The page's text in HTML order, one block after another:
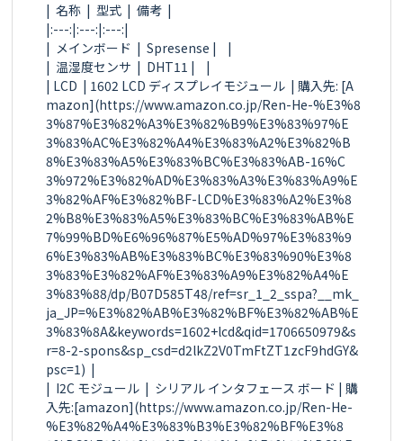
|  名称  |  型式  |  備考  |
|:---:|:---:|:---:|
|  メインボード  |  Spresense |    |
|  温湿度センサ  |  DHT11 |    |
| LCD  | 1602 LCD ディスプレイモジュール  | 購入先: [A
mazon](https://www.amazon.co.jp/Ren-He-%E3%8
3%87%E3%82%A3%E3%82%B9%E3%83%97%E
3%83%AC%E3%82%A4%E3%83%A2%E3%82%B
8%E3%83%A5%E3%83%BC%E3%83%AB-16%C
3%972%E3%82%AD%E3%83%A3%E3%83%A9%E
3%82%AF%E3%82%BF-LCD%E3%83%A2%E3%8
2%B8%E3%83%A5%E3%83%BC%E3%83%AB%E
7%99%BD%E6%96%87%E5%AD%97%E3%83%9
6%E3%83%AB%E3%83%BC%E3%83%90%E3%8
3%83%E3%82%AF%E3%83%A9%E3%82%A4%E
3%83%88/dp/B07D585T48/ref=sr_1_2_sspa?__mk_
ja_JP=%E3%82%AB%E3%82%BF%E3%82%AB%E
3%83%8A&keywords=1602+lcd&qid=1706650979&s
r=8-2-spons&sp_csd=d2lkZ2V0TmFtZT1zcF9hdGY&
psc=1)  |
|  I2C モジュール  |  シリアル インタフェース ボード | 購
入先:[amazon](https://www.amazon.co.jp/Ren-He-
%E3%82%A4%E3%83%B3%E3%82%BF%E3%8